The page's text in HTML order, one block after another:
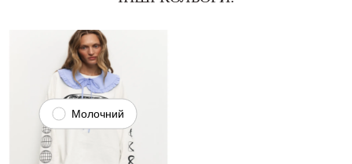
Молочний